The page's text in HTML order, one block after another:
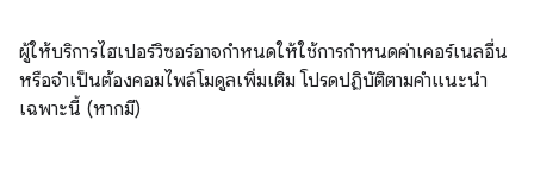
ผู้ให้บริการไฮเปอร์วิซอร์อาจกำหนดให้ใช้การกำหนดค่าเคอร์เนลอื่น
หรือจำเป็นต้องคอมไพล์โมดูลเพิ่มเติม โปรดปฏิบัติตามคำแนะนำ
เฉพาะนี้ (หากมี)